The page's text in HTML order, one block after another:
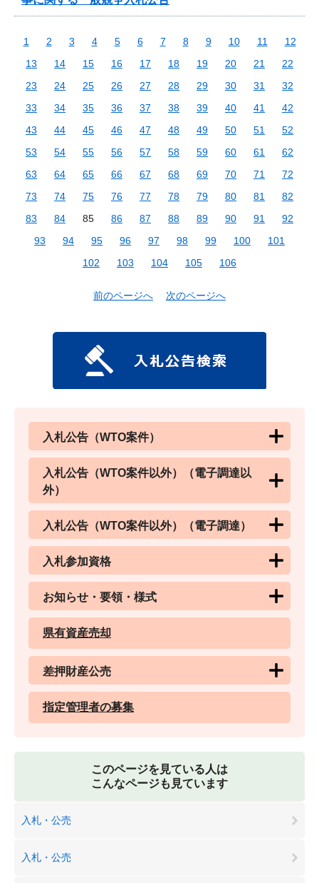
1 2 3 4 5 6 7 8 9 10 11
12
13
14 15 16 17 18 19 20 21
22
23
24 25 26 27 28 29 30 31
32
33
34 35 36 37 38 39 40 41
42
43
44 45 46 47 48 49 50 51
52
53
54 55 56 57 58 59 60 61
62
63
64 65 66 67 68 69 70 71
72
73
74 75 76 77 78 79 80 81
82
83
84 85 86 87 88 89 90 91
92
93
94 95 96 97 98 99 100
101
102
103 104 105 106
前のページへ 次のページへ
入札公告（WTO案件）
入札公告（WTO案件以外）（電子調達以
外）
入札公告（WTO案件以外）（電子調達）
入札参加資格
お知らせ・要領・様式
県有資産売却
差押財産公売
指定管理者の募集
このページを見ている人は
こんなページも見ています
入札・公売
入札・公売